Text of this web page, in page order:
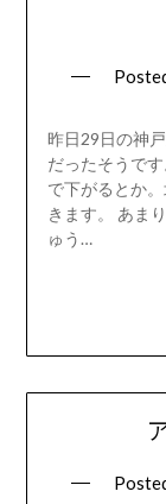
昨日29日の神
だったそうで
で下がるとか
きます。 あま
ゅう…